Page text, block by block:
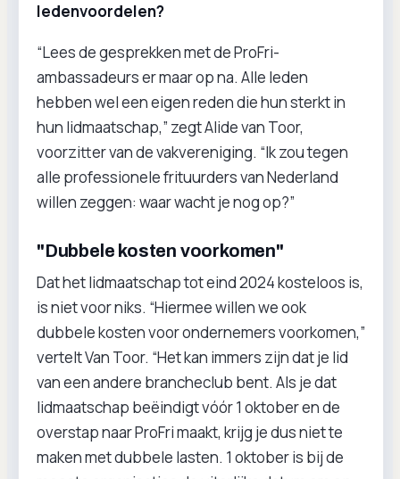
ledenvoordelen?
“Lees de gesprekken met de ProFri-
ambassadeurs er maar op na. Alle leden
hebben wel een eigen reden die hun sterkt in
hun lidmaatschap,” zegt Alide van Toor,
voorzitter van de vakvereniging. “Ik zou tegen
alle professionele frituurders van Nederland
willen zeggen: waar wacht je nog op?”
"Dubbele kosten voorkomen"
Dat het lidmaatschap tot eind 2024 kosteloos is,
is niet voor niks. “Hiermee willen we ook
dubbele kosten voor ondernemers voorkomen,”
vertelt Van Toor. “Het kan immers zijn dat je lid
van een andere brancheclub bent. Als je dat
lidmaatschap beëindigt vóór 1 oktober en de
overstap naar ProFri maakt, krijg je dus niet te
maken met dubbele lasten. 1 oktober is bij de